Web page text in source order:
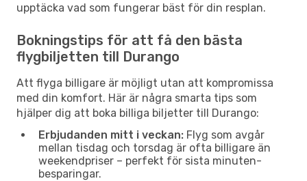
upptäcka vad som fungerar bäst för din resplan.
Bokningstips för att få den bästa
flygbiljetten till Durango
Att flyga billigare är möjligt utan att kompromissa
med din komfort. Här är några smarta tips som
hjälper dig att boka billiga biljetter till Durango:
Erbjudanden mitt i veckan: Flyg som avgår
mellan tisdag och torsdag är ofta billigare än
weekendpriser – perfekt för sista minuten-
besparingar.